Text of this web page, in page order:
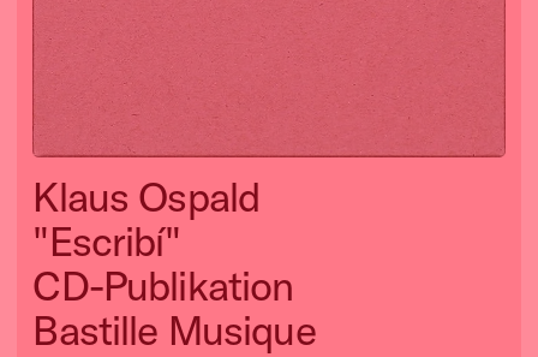
Klaus Ospald
"Escribí"
CD-Publikation
Bastille Musique